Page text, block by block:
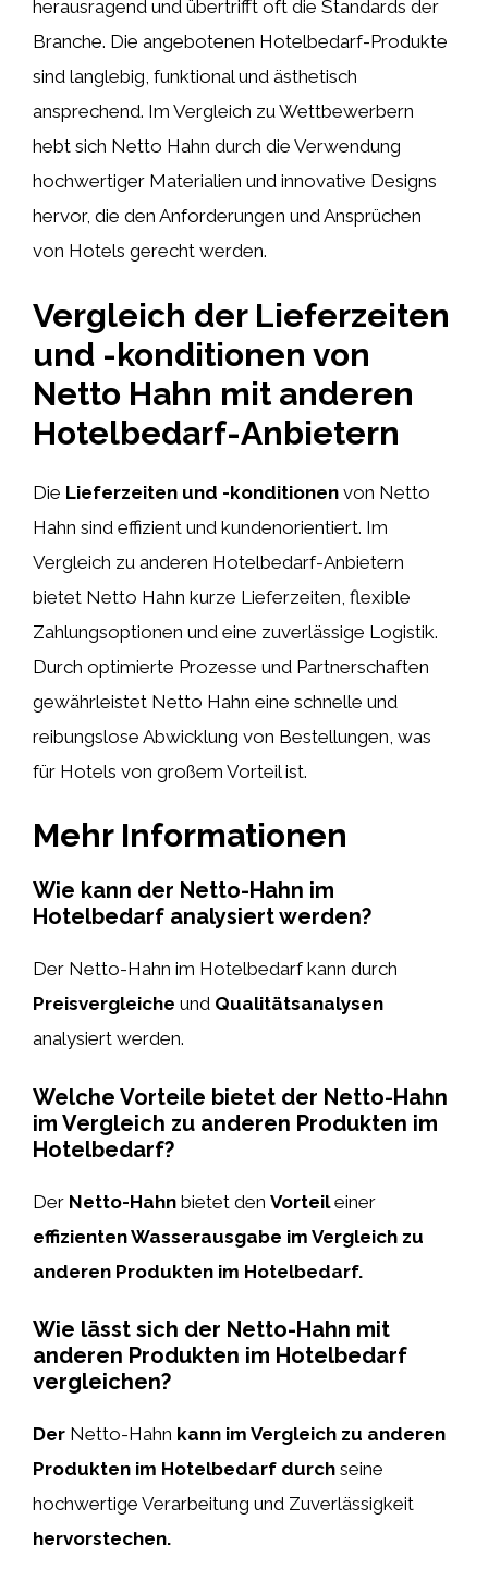
herausragend und übertrifft oft die Standards der
Branche. Die angebotenen Hotelbedarf-Produkte
sind langlebig, funktional und ästhetisch
ansprechend. Im Vergleich zu Wettbewerbern
hebt sich Netto Hahn durch die Verwendung
hochwertiger Materialien und innovative Designs
hervor, die den Anforderungen und Ansprüchen
von Hotels gerecht werden.
Vergleich der Lieferzeiten
und -konditionen von
Netto Hahn mit anderen
Hotelbedarf-Anbietern
Die Lieferzeiten und -konditionen von Netto
Hahn sind effizient und kundenorientiert. Im
Vergleich zu anderen Hotelbedarf-Anbietern
bietet Netto Hahn kurze Lieferzeiten, flexible
Zahlungsoptionen und eine zuverlässige Logistik.
Durch optimierte Prozesse und Partnerschaften
gewährleistet Netto Hahn eine schnelle und
reibungslose Abwicklung von Bestellungen, was
für Hotels von großem Vorteil ist.
Mehr Informationen
Wie kann der Netto-Hahn im
Hotelbedarf analysiert werden?
Der Netto-Hahn im Hotelbedarf kann durch
Preisvergleiche und Qualitätsanalysen
analysiert werden.
Welche Vorteile bietet der Netto-Hahn
im Vergleich zu anderen Produkten im
Hotelbedarf?
Der Netto-Hahn bietet den Vorteileiner
effizienten Wasserausgabe im Vergleich zu
anderen Produkten im Hotelbedarf.
Wie lässt sich der Netto-Hahn mit
anderen Produkten im Hotelbedarf
vergleichen?
Der Netto-Hahn kann im Vergleich zu anderen
Produkten im Hotelbedarf durch seine
hochwertige Verarbeitung und Zuverlässigkeit
hervorstechen.